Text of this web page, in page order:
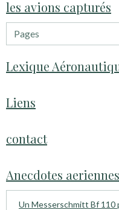
les avions capturés
Lexique
Liens
contact
Anecdotes aeriennes
Un Messerschmitt Bf 110